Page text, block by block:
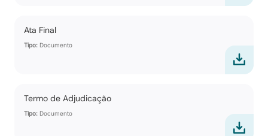
Ata Final
Tipo: Documento
Termo de Adjudicação
Tipo: Documento